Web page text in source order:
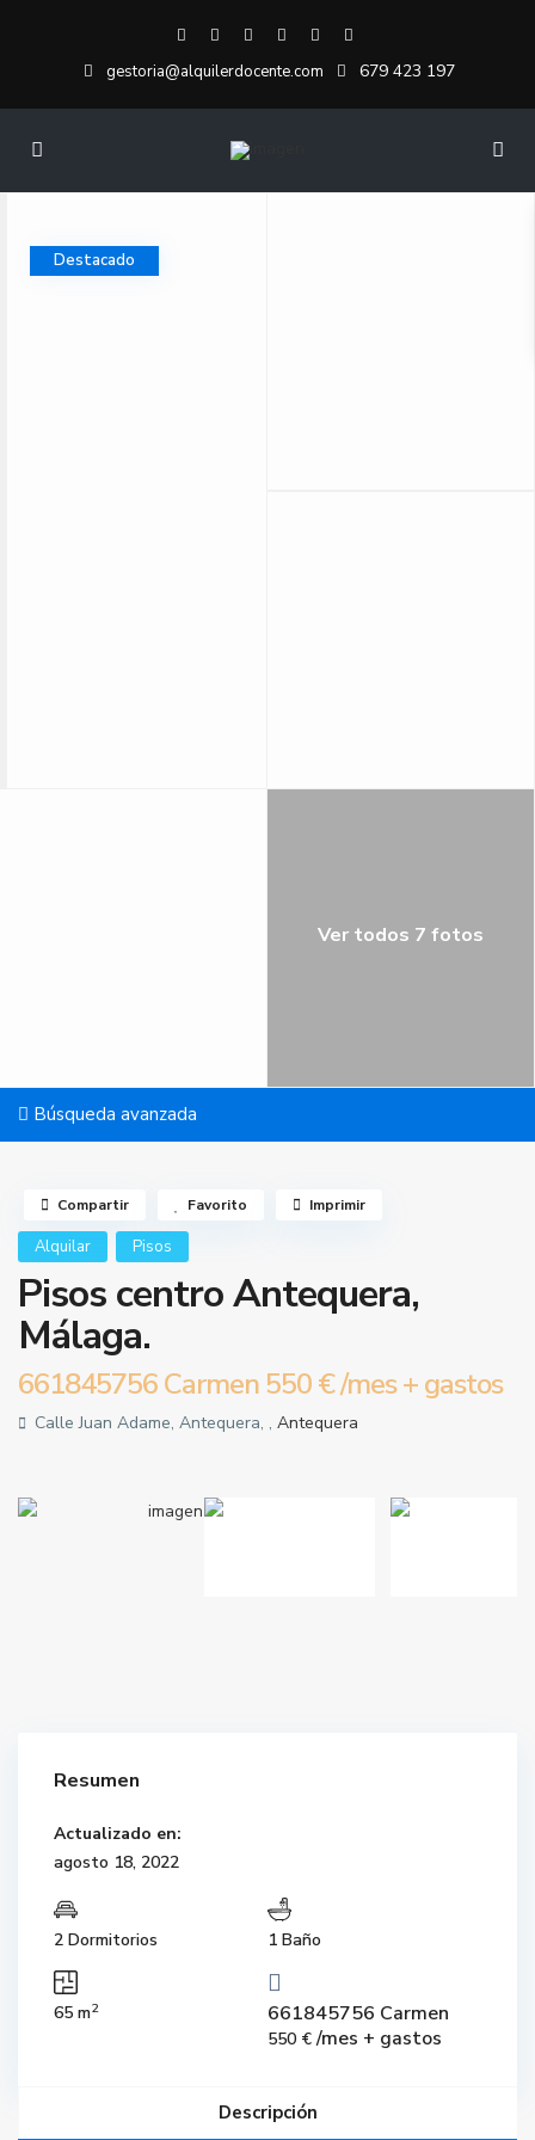
gestoria@alquilerdocente.com 679 423 197
Destacado
Ver todos 7 fotos
Búsqueda avanzada
Alquilar Pisos
Pisos centro Antequera,
Málaga.
661845756 Carmen550 €/mes + gastos
Calle Juan Adame, Antequera, , Antequera
Compartir Favorito Imprimir
Resumen
Actualizado en:
agosto 18, 2022
2 Dormitorios 1 Baño
65 m2 661845756 Carmen
550 €/mes + gastos
Descripción